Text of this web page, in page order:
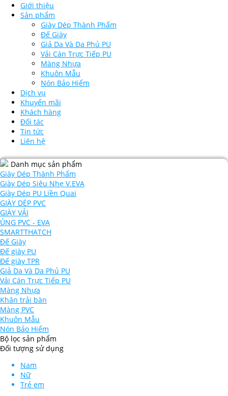
Giới thiệu
Sản phẩm
Giày Dép Thành Phẩm
Đế Giày
Giả Da Và Da Phủ PU
Vải Cán Trực Tiếp PU
Màng Nhựa
Khuôn Mẫu
Nón Bảo Hiểm
Dịch vụ
Khuyến mãi
Khách hàng
Đối tác
Tin tức
Liên hệ
Danh mục sản phẩm
Giày Dép Thành Phẩm
Giày Dép Siêu Nhẹ V.EVA
Giày Dép PU Liền Quai
GIÀY DÉP PVC
GIÀY VẢI
ỦNG PVC - EVA
SMARTTHATCH
Đế Giày
Đế giày PU
Đế giày TPR
Giả Da Và Da Phủ PU
Vải Cán Trực Tiếp PU
Màng Nhựa
Khăn trải bàn
Màng PVC
Khuôn Mẫu
Nón Bảo Hiểm
Bộ lọc sản phẩm
Đối tượng sử dụng
Nam
Nữ
Trẻ em